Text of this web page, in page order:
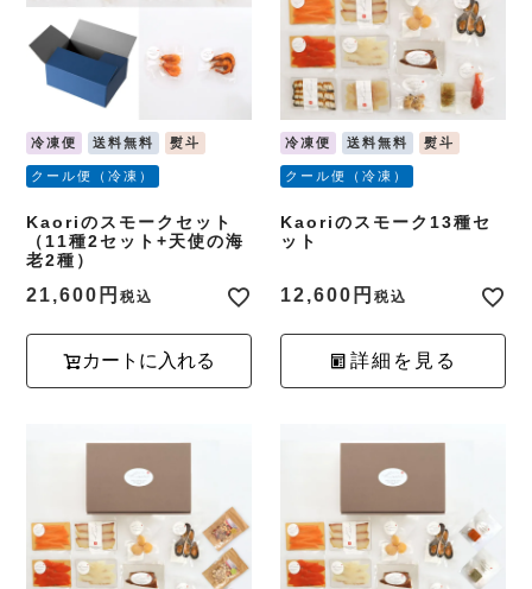
冷凍便 送料無料 熨斗
クール便（冷凍）
Kaoriのスモークセット
（11種2セット+天使の海
老2種）
21,600 税込
カートに入れる
冷凍便 送料無料 熨斗
クール便（冷凍）
Kaoriのスモーク13種セ
ット
12,600 税込
詳細を見る